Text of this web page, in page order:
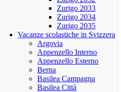
Zurigo 2033
Zurigo 2034
Zurigo 2035
Vacanze scolastiche in Svizzera
Argovia
Appenzello Interno
Appenzello Esterno
Berna
Basilea Campagna
Basilea Città